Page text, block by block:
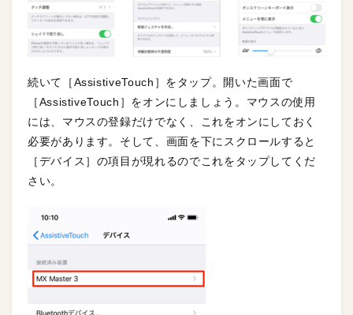
続いて［AssistiveTouch］をタップ。開いた画面で
［AssistiveTouch］をオンにしましょう。マウスの使用
には、マウスの登録だけでなく、これをオンにしておく
必要があります。そして、画面を下にスクロールすると
［デバイス］の項目が現れるのでこれをタップしてくだ
さい。